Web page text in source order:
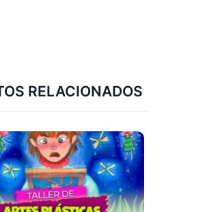
RELACIONADOS